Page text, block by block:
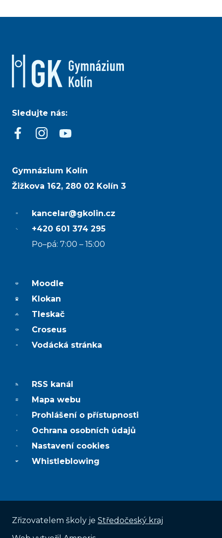
Sledujte nás:
Gymnázium Kolín
Žižkova 162, 280 02 Kolín 3
kancelar@gkolin.cz
+420 601 374 295
Po–pá: 7:00 – 15:00
Moodle
Klokan
Tleskač
Croseus
Vodácká stránka
RSS kanál
Mapa webu
Prohlášení o přístupnosti
Ochrana osobních údajů
Nastavení cookies
Whistleblowing
Zřizovatelem školy je Středočeský kraj